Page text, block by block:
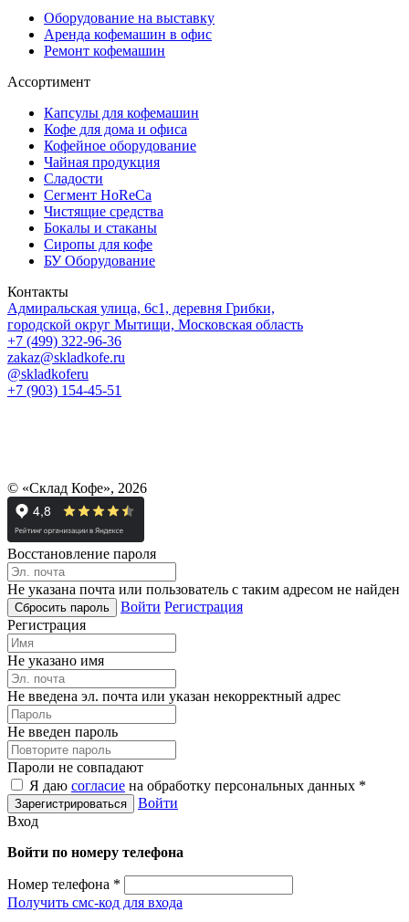
Оборудование на выставку
Аренда кофемашин в офис
Ремонт кофемашин
Ассортимент
Капсулы для кофемашин
Кофе для дома и офиса
Кофейное оборудование
Чайная продукция
Сладости
Сегмент HoReCa
Чистящие средства
Бокалы и стаканы
Сиропы для кофе
БУ Оборудование
Контакты
Адмиральская улица, 6с1, деревня Грибки,
городской округ Мытищи, Московская область
+7 (499) 322-96-36
zakaz@skladkofe.ru
@skladkoferu
+7 (903) 154-45-51
© «Склад Кофе», 2026
Восстановление пароля
Не указана почта или пользователь с таким адресом не найден
Войти Регистрация
Регистрация
Не указано имя
Не введена эл. почта или указан некорректный адрес
Не введен пароль
Пароли не совпадают
Я даю согласие на обработку персональных данных *
Войти
Вход
Войти по номеру телефона
Номер телефона *
Получить смс-код для входа